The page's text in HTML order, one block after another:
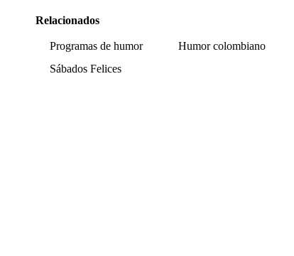
Relacionados
Programas de humor Humor colombiano
Sábados Felices